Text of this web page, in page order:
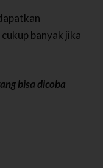
banyak jika
bisa dicoba